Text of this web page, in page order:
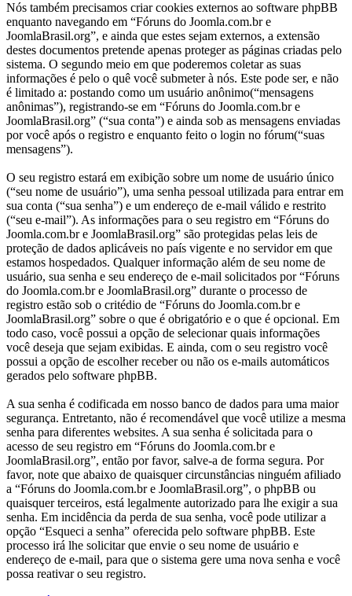
Nós também precisamos criar cookies externos ao software phpBB
enquanto navegando em “Fóruns do Joomla.com.br e
JoomlaBrasil.org”, e ainda que estes sejam externos, a extensão
destes documentos pretende apenas proteger as páginas criadas pelo
sistema. O segundo meio em que poderemos coletar as suas
informações é pelo o quê você submeter à nós. Este pode ser, e não
é limitado a: postando como um usuário anônimo(“mensagens
anônimas”), registrando-se em “Fóruns do Joomla.com.br e
JoomlaBrasil.org” (“sua conta”) e ainda sob as mensagens enviadas
por você após o registro e enquanto feito o login no fórum(“suas
mensagens”).
O seu registro estará em exibição sobre um nome de usuário único
(“seu nome de usuário”), uma senha pessoal utilizada para entrar em
sua conta (“sua senha”) e um endereço de e-mail válido e restrito
(“seu e-mail”). As informações para o seu registro em “Fóruns do
Joomla.com.br e JoomlaBrasil.org” são protegidas pelas leis de
proteção de dados aplicáveis no país vigente e no servidor em que
estamos hospedados. Qualquer informação além de seu nome de
usuário, sua senha e seu endereço de e-mail solicitados por “Fóruns
do Joomla.com.br e JoomlaBrasil.org” durante o processo de
registro estão sob o critédio de “Fóruns do Joomla.com.br e
JoomlaBrasil.org” sobre o que é obrigatório e o que é opcional. Em
todo caso, você possui a opção de selecionar quais informações
você deseja que sejam exibidas. E ainda, com o seu registro você
possui a opção de escolher receber ou não os e-mails automáticos
gerados pelo software phpBB.
A sua senha é codificada em nosso banco de dados para uma maior
segurança. Entretanto, não é recomendável que você utilize a mesma
senha para diferentes websites. A sua senha é solicitada para o
acesso de seu registro em “Fóruns do Joomla.com.br e
JoomlaBrasil.org”, então por favor, salve-a de forma segura. Por
favor, note que abaixo de quaisquer circunstâncias ninguém afiliado
a “Fóruns do Joomla.com.br e JoomlaBrasil.org”, o phpBB ou
quaisquer terceiros, está legalmente autorizado para lhe exigir a sua
senha. Em incidência da perda de sua senha, você pode utilizar a
opção “Esqueci a senha” oferecida pelo software phpBB. Este
processo irá lhe solicitar que envie o seu nome de usuário e
endereço de e-mail, para que o sistema gere uma nova senha e você
possa reativar o seu registro.